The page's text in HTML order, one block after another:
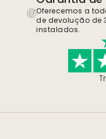
Oferecemos a
de devolução de
instalados.